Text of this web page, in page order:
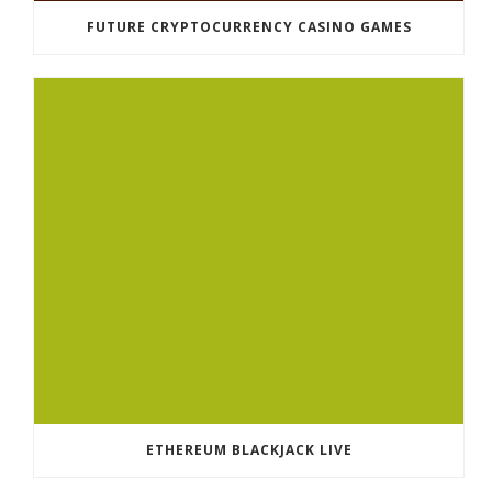
FUTURE CRYPTOCURRENCY CASINO GAMES
ETHEREUM BLACKJACK LIVE